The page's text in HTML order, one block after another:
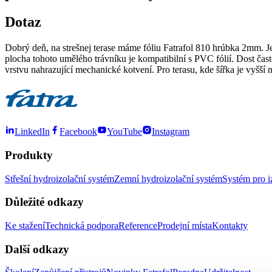
Dotaz
Dobrý deň, na strešnej terase máme fóliu Fatrafol 810 hrúbka
plocha tohoto umělého trávníku je kompatibilní s PVC fólií. Dost
vrstvu nahrazující mechanické kotvení. Pro terasu, kde šířka je
LinkedIn Facebook YouTube Instagram
Produkty
Střešní hydroizolační systémZemní hydroizolační systémSystém pro
Důležité odkazy
Ke staženíTechnická podporaReferenceProdejní místaKontakty
Další odkazy